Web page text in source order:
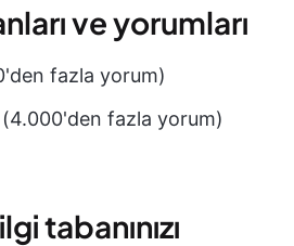
ve yorumları
fazla yorum)
fazla yorum)
tabanınızı